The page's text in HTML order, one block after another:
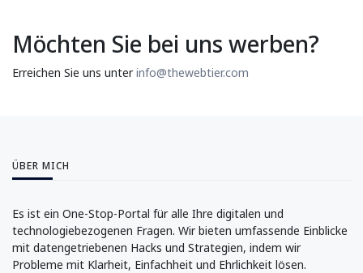
Möchten Sie bei uns werben?
Erreichen Sie uns unterinfo@thewebtier.com
ÜBER MICH
Es ist ein One-Stop-Portal für alle Ihre digitalen und
technologiebezogenen Fragen. Wir bieten umfassende Einblicke
mit datengetriebenen Hacks und Strategien, indem wir
Probleme mit Klarheit, Einfachheit und Ehrlichkeit lösen.